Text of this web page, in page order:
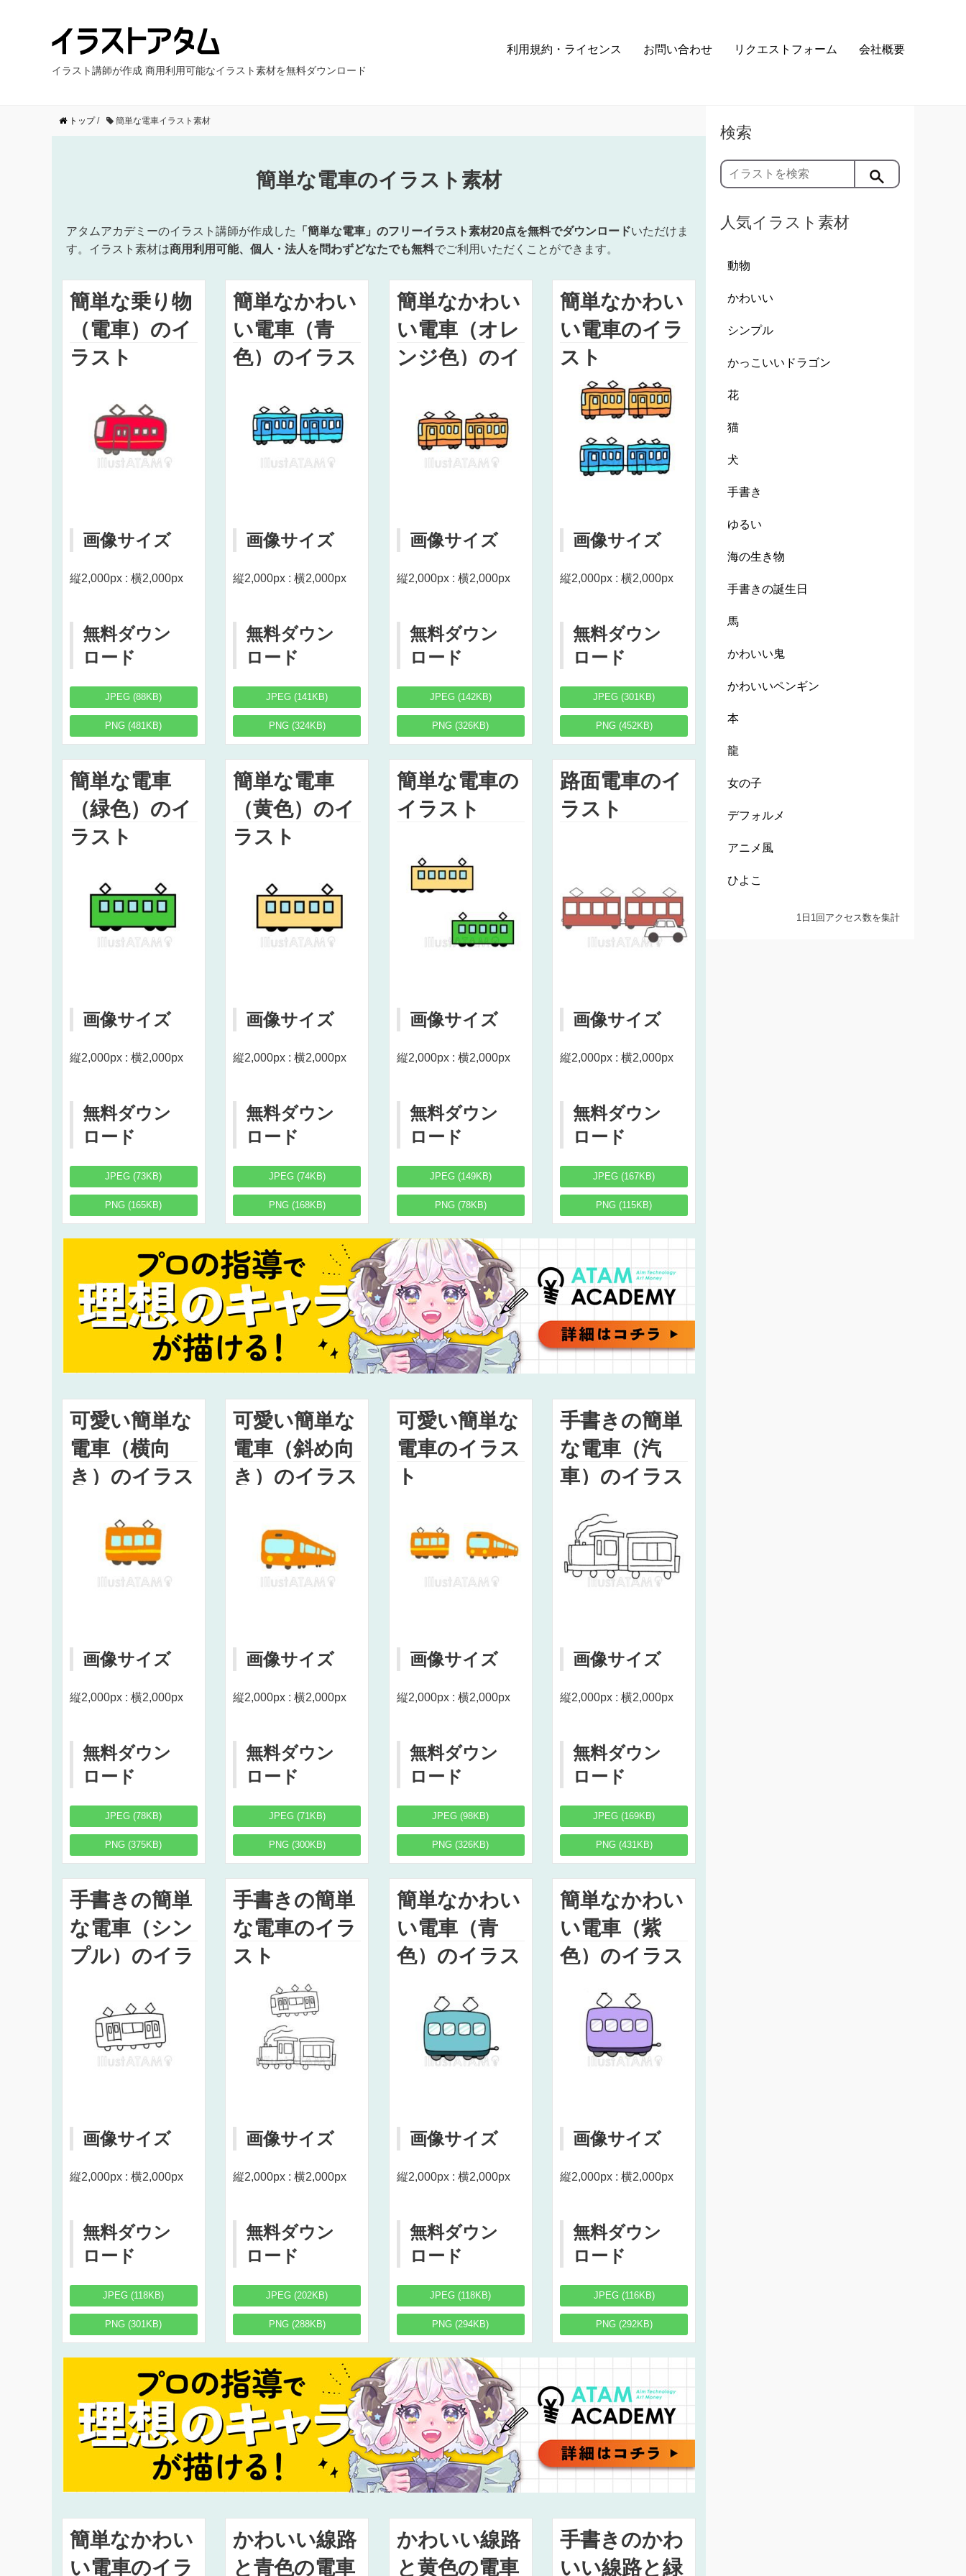
イラスト講師が作成 商用利用可能なイラスト素材を無料ダウンロード
利用規約・ライセンス お問い合わせ リクエストフォーム 会社概要
トップ/ 簡単な電車イラスト素材
簡単な電車のイラスト素材
アタムアカデミーのイラスト講師が作成した 「簡単な電車」のフリーイラスト素材20点を無料でダウンロードいただけま
す。イラスト素材は商用利用可能、個人・法人を問わずどなたでも無料でご利用いただくことができます。
簡単な乗り物
（電車）のイ
ラスト
画像サイズ
縦2,000px : 横2,000px
無料ダウン
ロード
JPEG (88KB)
PNG (481KB)
簡単なかわい
い電車（青
色）のイラス
画像サイズ
縦2,000px : 横2,000px
無料ダウン
ロード
JPEG (141KB)
PNG (324KB)
簡単なかわい
い電車（オレ
ンジ色）のイ
画像サイズ
縦2,000px : 横2,000px
無料ダウン
ロード
JPEG (142KB)
PNG (326KB)
簡単なかわい
い電車のイラ
スト
画像サイズ
縦2,000px : 横2,000px
無料ダウン
ロード
JPEG (301KB)
PNG (452KB)
簡単な電車
（緑色）のイ
ラスト
画像サイズ
縦2,000px : 横2,000px
無料ダウン
ロード
JPEG (73KB)
PNG (165KB)
簡単な電車
（黄色）のイ
ラスト
画像サイズ
縦2,000px : 横2,000px
無料ダウン
ロード
JPEG (74KB)
PNG (168KB)
簡単な電車の
イラスト
画像サイズ
縦2,000px : 横2,000px
無料ダウン
ロード
JPEG (149KB)
PNG (78KB)
路面電車のイ
ラスト
画像サイズ
縦2,000px : 横2,000px
無料ダウン
ロード
JPEG (167KB)
PNG (115KB)
可愛い簡単な
電車（横向
き）のイラス
画像サイズ
縦2,000px : 横2,000px
無料ダウン
ロード
JPEG (78KB)
PNG (375KB)
可愛い簡単な
電車（斜め向
き）のイラス
画像サイズ
縦2,000px : 横2,000px
無料ダウン
ロード
JPEG (71KB)
PNG (300KB)
可愛い簡単な
電車のイラス
ト
画像サイズ
縦2,000px : 横2,000px
無料ダウン
ロード
JPEG (98KB)
PNG (326KB)
手書きの簡単
な電車（汽
車）のイラス
画像サイズ
縦2,000px : 横2,000px
無料ダウン
ロード
JPEG (169KB)
PNG (431KB)
手書きの簡単
な電車（シン
プル）のイラ
画像サイズ
縦2,000px : 横2,000px
無料ダウン
ロード
JPEG (118KB)
PNG (301KB)
手書きの簡単
な電車のイラ
スト
画像サイズ
縦2,000px : 横2,000px
無料ダウン
ロード
JPEG (202KB)
PNG (288KB)
簡単なかわい
い電車（青
色）のイラス
画像サイズ
縦2,000px : 横2,000px
無料ダウン
ロード
JPEG (118KB)
PNG (294KB)
簡単なかわい
い電車（紫
色）のイラス
画像サイズ
縦2,000px : 横2,000px
無料ダウン
ロード
JPEG (116KB)
PNG (292KB)
簡単なかわい
い電車のイラ
かわいい線路
と青色の電車
かわいい線路
と黄色の電車
手書きのかわ
いい線路と緑
検索
人気イラスト素材
動物
かわいい
シンプル
かっこいいドラゴン
花
猫
犬
手書き
ゆるい
海の生き物
手書きの誕生日
馬
かわいい鬼
かわいいペンギン
本
龍
女の子
デフォルメ
アニメ風
ひよこ
1日1回アクセス数を集計